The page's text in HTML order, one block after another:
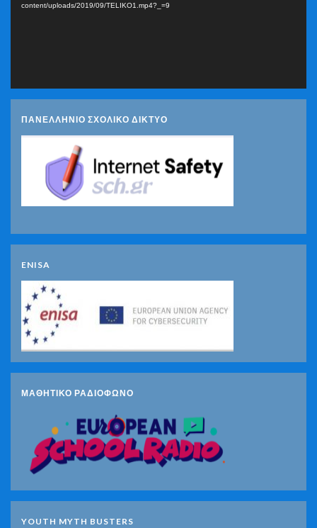
content/uploads/2019/09/TELIKO1.mp4?_=9
ΠΑΝΕΛΛΗΝΙΟ ΣΧΟΛΙΚΟ ΔΙΚΤΥΟ
ENISA
ΜΑΘΗΤΙΚΟ ΡΑΔΙΟΦΩΝΟ
YOUTH MYTH BUSTERS